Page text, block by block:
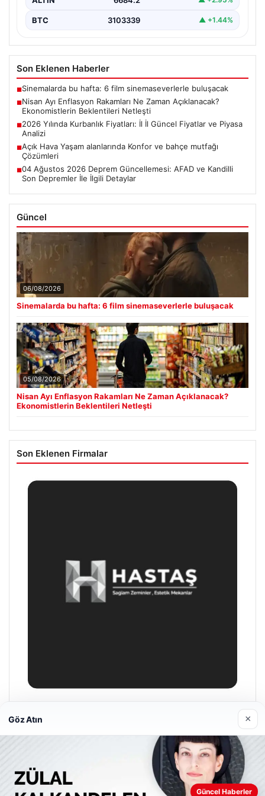
BTC 3103339 ▲ +1.44%
Son Eklenen Haberler
■Sinemalarda bu hafta: 6 film sinemaseverlerle buluşacak
■Nisan Ayı Enflasyon Rakamları Ne Zaman Açıklanacak?
Ekonomistlerin Beklentileri Netleşti
■2026 Yılında Kurbanlık Fiyatları: İl İl Güncel Fiyatlar ve Piyasa
Analizi
■Açık Hava Yaşam alanlarında Konfor ve bahçe mutfağı
Çözümleri
■04 Ağustos 2026 Deprem Güncellemesi: AFAD ve Kandilli
Son Depremler İle İlgili Detaylar
Güncel
06/08/2026
Sinemalarda bu hafta: 6 film sinemaseverlerle buluşacak
05/08/2026
Nisan Ayı Enflasyon Rakamları Ne Zaman Açıklanacak?
Ekonomistlerin Beklentileri Netleşti
Son Eklenen Firmalar
Enes Kaplan Avukatlık Bürosu
Web sitemizi nasıl kullandığınızı daha iyi anlayabilmek,
Göz Atın ×
Güncel Haberler